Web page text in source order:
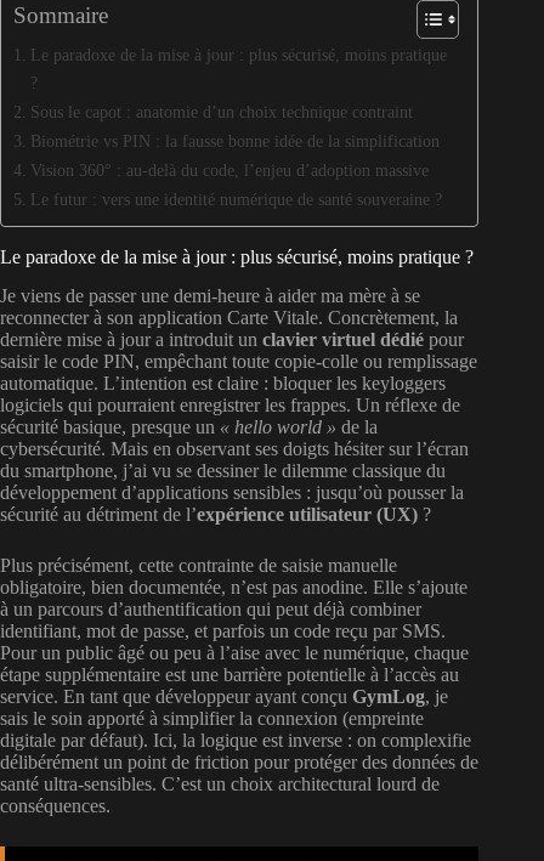
Sommaire
Le paradoxe de la mise à jour : plus sécurisé, moins pratique
?
Sous le capot : anatomie d’un choix technique contraint
Biométrie vs PIN : la fausse bonne idée de la simplification
Vision 360° : au-delà du code, l’enjeu d’adoption massive
Le futur : vers une identité numérique de santé souveraine ?
Le paradoxe de la mise à jour : plus sécurisé, moins pratique ?
Je viens de passer une demi-heure à aider ma mère à se
reconnecter à son application Carte Vitale. Concrètement, la
dernière mise à jour a introduit un clavier virtuel dédié pour
saisir le code PIN, empêchant toute copie-colle ou remplissage
automatique. L’intention est claire : bloquer les keyloggers
logiciels qui pourraient enregistrer les frappes. Un réflexe de
sécurité basique, presque un « hello world » de la
cybersécurité. Mais en observant ses doigts hésiter sur l’écran
du smartphone, j’ai vu se dessiner le dilemme classique du
développement d’applications sensibles : jusqu’où pousser la
sécurité au détriment de l’expérience utilisateur (UX) ?
Plus précisément, cette contrainte de saisie manuelle
obligatoire, bien documentée, n’est pas anodine. Elle s’ajoute
à un parcours d’authentification qui peut déjà combiner
identifiant, mot de passe, et parfois un code reçu par SMS.
Pour un public âgé ou peu à l’aise avec le numérique, chaque
étape supplémentaire est une barrière potentielle à l’accès au
service. En tant que développeur ayant conçu GymLog, je
sais le soin apporté à simplifier la connexion (empreinte
digitale par défaut). Ici, la logique est inverse : on complexifie
délibérément un point de friction pour protéger des données de
santé ultra-sensibles. C’est un choix architectural lourd de
conséquences.